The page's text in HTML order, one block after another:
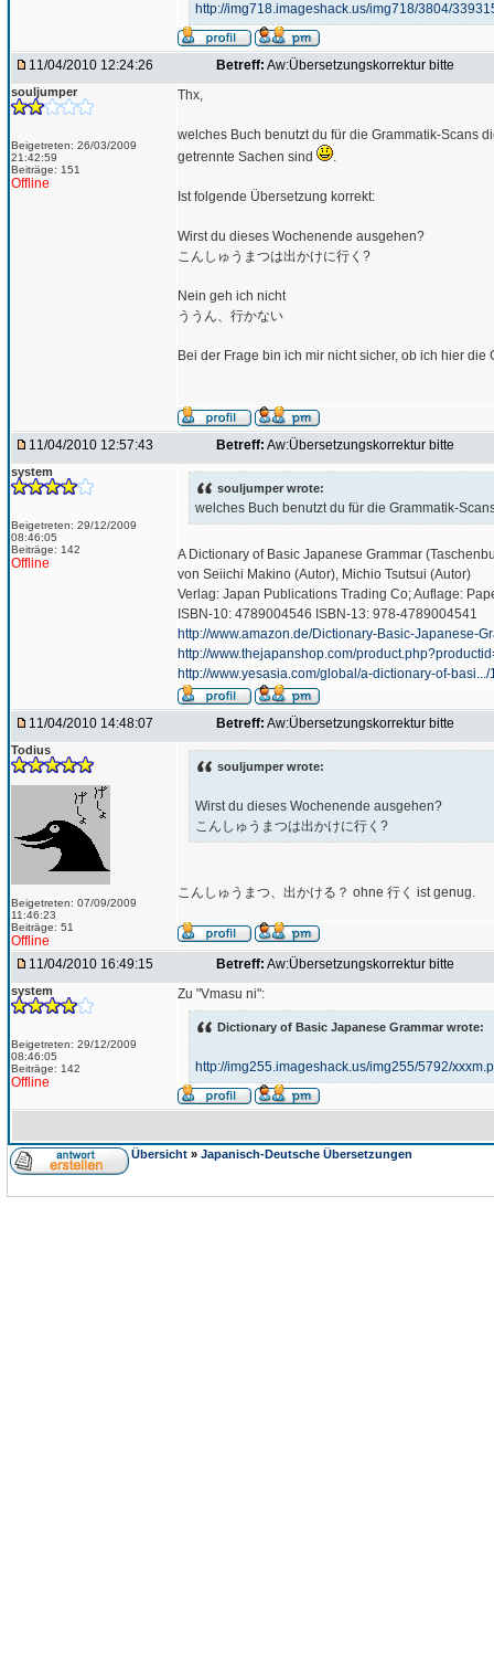
http://img718.imageshack.us/img718/3804/
11/04/2010 12:24:26 Betreff: Aw:Übersetzungskorrektur bitte
souljumper
Beigetreten: 26/03/2009
21:42:59
Beiträge: 151
Offline
Thx,
welches Buch benutzt du für die Grammatik-Scans
getrennte Sachen sind
.
Ist folgende Übersetzung korrekt:
Wirst du dieses Wochenende ausgehen?
こんしゅうまつは出かけに行く?
Nein geh ich nicht
ううん、行かない
Bei der Frage bin ich mir nicht sicher, ob ich hier
11/04/2010 12:57:43 Betreff: Aw:Übersetzungskorrektur bitte
system
Beigetreten: 29/12/2009
08:46:05
Beiträge: 142
Offline
souljumper wrote:
welches Buch benutzt du für die Grammatik-
A Dictionary of Basic Japanese Grammar
von Seiichi Makino (Autor), Michio Tsutsui (Autor)
Verlag: Japan Publications Trading Co; Auflage:
ISBN-10: 4789004546 ISBN-13: 978-4789004541
http://www.amazon.de/Dictionary-Basic-Japanese-
http://www.thejapanshop.com/
http://www.yesasia.com/global/a-dictionary-of-
11/04/2010 14:48:07 Betreff: Aw:Übersetzungskorrektur bitte
Todius
Beigetreten: 07/09/2009
11:46:23
Beiträge: 51
Offline
souljumper wrote:
Wirst du dieses Wochenende ausgehen?
こんしゅうまつは出かけに行く?
こんしゅうまつ、出かける？ ohne 行く ist genug.
11/04/2010 16:49:15 Betreff: Aw:Übersetzungskorrektur bitte
system
Beigetreten: 29/12/2009
08:46:05
Beiträge: 142
Offline
Zu "Vmasu ni":
Dictionary of Basic Japanese Grammar wrote:
http://img255.imageshack.us/img255/5792/
Übersicht » Japanisch-Deutsche Übersetzungen